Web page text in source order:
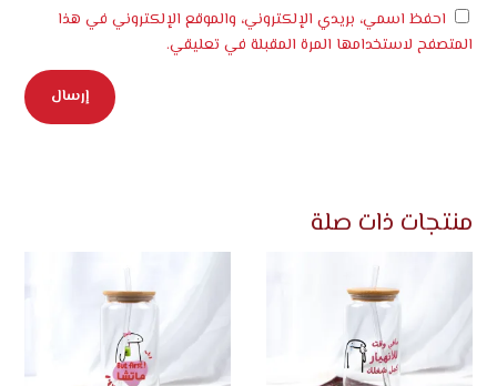
احفظ اسمي، بريدي الإلكتروني، والموقع الإلكتروني في هذا
المتصفح لاستخدامها المرة المقبلة في تعليقي.
منتجات ذات صلة